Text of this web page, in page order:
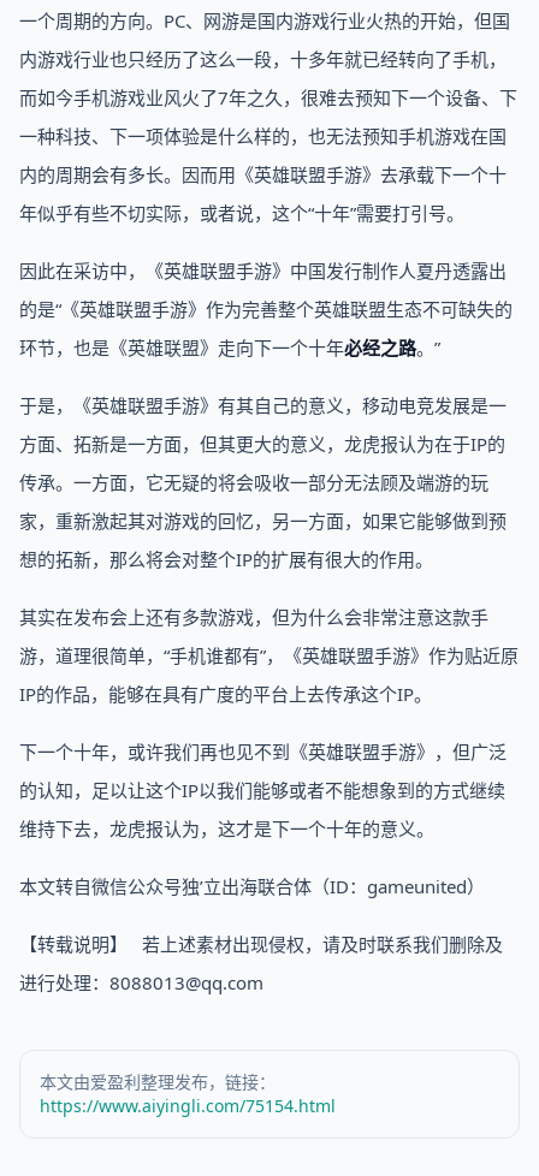
一个周期的方向。PC、网游是国内游戏行业火热的开始，但国
内游戏行业也只经历了这么一段，十多年就已经转向了手机，
而如今手机游戏业风火了7年之久，很难去预知下一个设备、下
一种科技、下一项体验是什么样的，也无法预知手机游戏在国
内的周期会有多长。因而用《英雄联盟手游》去承载下一个十
年似乎有些不切实际，或者说，这个“十年”需要打引号。
因此在采访中，《英雄联盟手游》中国发行制作人夏丹透露出
的是“《英雄联盟手游》作为完善整个英雄联盟生态不可缺失的
环节，也是《英雄联盟》走向下一个十年必经之路。”
于是，《英雄联盟手游》有其自己的意义，移动电竞发展是一
方面、拓新是一方面，但其更大的意义，龙虎报认为在于IP的
传承。一方面，它无疑的将会吸收一部分无法顾及端游的玩
家，重新激起其对游戏的回忆，另一方面，如果它能够做到预
想的拓新，那么将会对整个IP的扩展有很大的作用。
其实在发布会上还有多款游戏，但为什么会非常注意这款手
游，道理很简单，“手机谁都有”，《英雄联盟手游》作为贴近原
IP的作品，能够在具有广度的平台上去传承这个IP。
下一个十年，或许我们再也见不到《英雄联盟手游》，但广泛
的认知，足以让这个IP以我们能够或者不能想象到的方式继续
维持下去，龙虎报认为，这才是下一个十年的意义。
本文转自微信公众号独’立出海联合体（ID：gameunited）
【转载说明】 若上述素材出现侵权，请及时联系我们删除及
进行处理：8088013@qq.com
本文由爱盈利整理发布，链接：
https://www.aiyingli.com/75154.html